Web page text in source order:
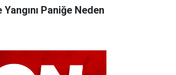
Paniğe Neden